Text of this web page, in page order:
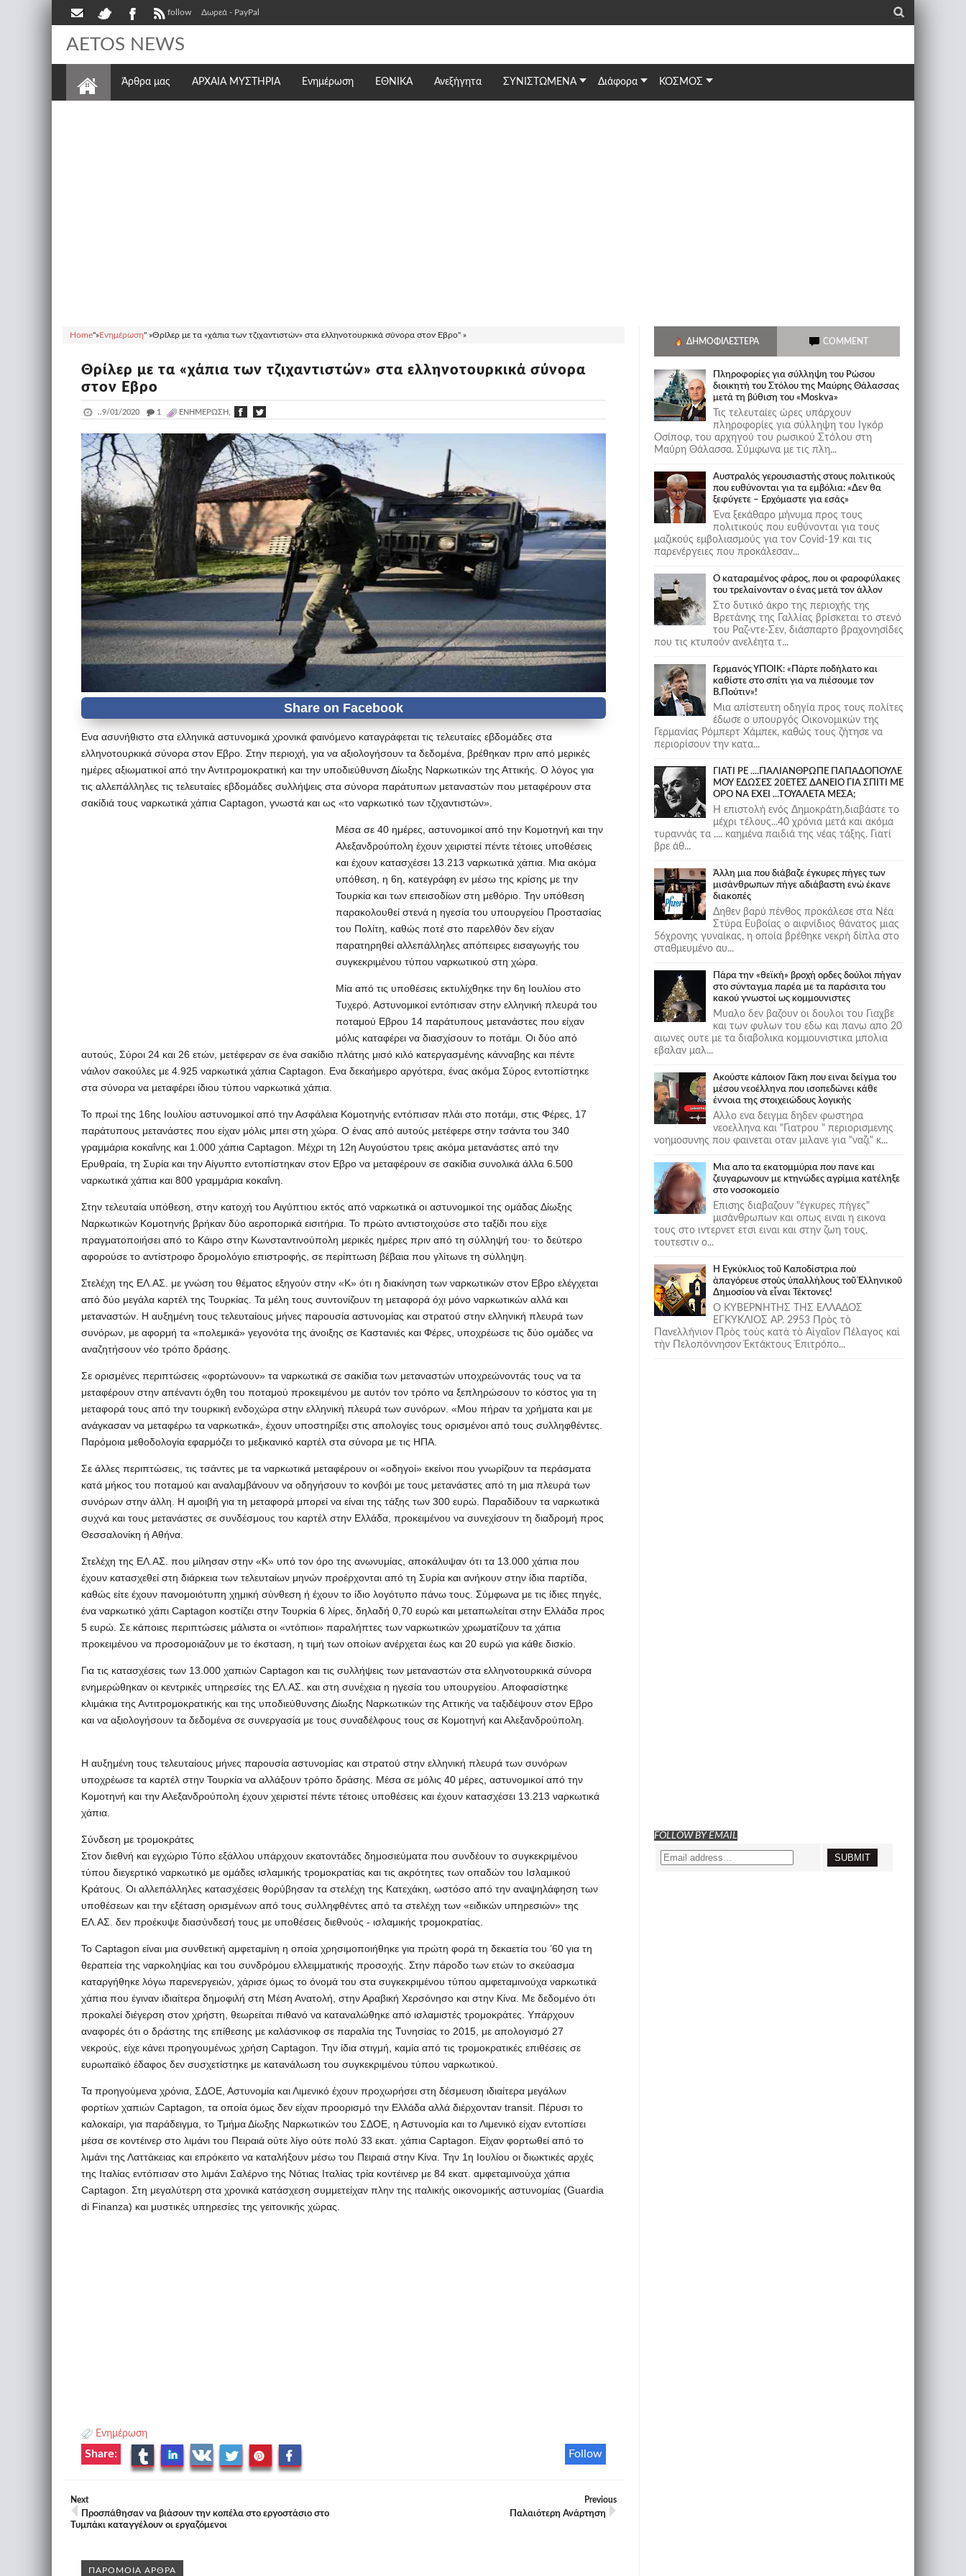
follow Δωρεά - PayPal _
AETOS NEWS
Άρθρα μας ΑΡΧΑΙΑ ΜΥΣΤΗΡΙΑ Ενημέρωση ΕΘΝΙΚΆ Ανεξήγητα ΣΥΝΙΣΤΩΜΕΝΑ Διάφορα ΚΟΣΜΟΣ
Home"»Ενημέρωση" »Θρίλερ με τα «χάπια των τζιχαντιστών» στα ελληνοτουρκικά σύνορα στον Εβρο" »
Θρίλερ με τα «χάπια των τζιχαντιστών» στα ελληνοτουρκικά σύνορα
στον Εβρο
..9/01/2020 _ 1 ΕΝΗΜΈΡΩΣΗ,
Ενα ασυνήθιστο στα ελληνικά αστυνομικά χρονικά φαινόμενο καταγράφεται τις τελευταίες εβδομάδες στα
ελληνοτουρκικά σύνορα στον Εβρο. Στην περιοχή, για να αξιολογήσουν τα δεδομένα, βρέθηκαν πριν από μερικές
ημέρες αξιωματικοί από την Αντιτρομοκρατική και την υποδιεύθυνση Δίωξης Ναρκωτικών της Αττικής. Ο λόγος για
τις αλλεπάλληλες τις τελευταίες εβδομάδες συλλήψεις στα σύνορα παράτυπων μεταναστών που μεταφέρουν στα
σακίδιά τους ναρκωτικά χάπια Captagon, γνωστά και ως «το ναρκωτικό των τζιχαντιστών».
Μέσα σε 40 ημέρες, αστυνομικοί από την Κομοτηνή και την
Αλεξανδρούπολη έχουν χειριστεί πέντε τέτοιες υποθέσεις
και έχουν κατασχέσει 13.213 ναρκωτικά χάπια. Μια ακόμα
υπόθεση, η 6η, κατεγράφη εν μέσω της κρίσης με την
Τουρκία και των επεισοδίων στη μεθόριο. Την υπόθεση
παρακολουθεί στενά η ηγεσία του υπουργείου Προστασίας
του Πολίτη, καθώς ποτέ στο παρελθόν δεν είχαν
παρατηρηθεί αλλεπάλληλες απόπειρες εισαγωγής του
συγκεκριμένου τύπου ναρκωτικού στη χώρα.
Μία από τις υποθέσεις εκτυλίχθηκε την 6η Ιουλίου στο
Τυχερό. Αστυνομικοί εντόπισαν στην ελληνική πλευρά του
ποταμού Εβρου 14 παράτυπους μετανάστες που είχαν
μόλις καταφέρει να διασχίσουν το ποτάμι. Οι δύο από
αυτούς, Σύροι 24 και 26 ετών, μετέφεραν σε ένα σακίδιο πλάτης μισό κιλό κατεργασμένης κάνναβης και πέντε
νάιλον σακούλες με 4.925 ναρκωτικά χάπια Captagon. Ενα δεκαήμερο αργότερα, ένας ακόμα Σύρος εντοπίστηκε
στα σύνορα να μεταφέρει ίδιου τύπου ναρκωτικά χάπια.
Το πρωί της 16ης Ιουλίου αστυνομικοί από την Ασφάλεια Κομοτηνής εντόπισαν πλάι στο ποτάμι, στις Φέρες, 17
παράτυπους μετανάστες που είχαν μόλις μπει στη χώρα. Ο ένας από αυτούς μετέφερε στην τσάντα του 340
γραμμάρια κοκαΐνης και 1.000 χάπια Captagon. Mέχρι τη 12η Αυγούστου τρεις ακόμα μετανάστες από την
Ερυθραία, τη Συρία και την Αίγυπτο εντοπίστηκαν στον Εβρο να μεταφέρουν σε σακίδια συνολικά άλλα 6.500
ναρκωτικά χάπια και 800 γραμμάρια κοκαΐνη.
Στην τελευταία υπόθεση, στην κατοχή του Αιγύπτιου εκτός από ναρκωτικά οι αστυνομικοί της ομάδας Δίωξης
Ναρκωτικών Κομοτηνής βρήκαν δύο αεροπορικά εισιτήρια. Το πρώτο αντιστοιχούσε στο ταξίδι που είχε
πραγματοποιήσει από το Κάιρο στην Κωνσταντινούπολη μερικές ημέρες πριν από τη σύλληψή του· το δεύτερο
αφορούσε το αντίστροφο δρομολόγιο επιστροφής, σε περίπτωση βέβαια που γλίτωνε τη σύλληψη.
Στελέχη της ΕΛ.ΑΣ. με γνώση του θέματος εξηγούν στην «Κ» ότι η διακίνηση των ναρκωτικών στον Εβρο ελέγχεται
από δύο μεγάλα καρτέλ της Τουρκίας. Τα μέλη τους συντονίζουν τη μεταφορά όχι μόνο ναρκωτικών αλλά και
μεταναστών. Η αυξημένη τους τελευταίους μήνες παρουσία αστυνομίας και στρατού στην ελληνική πλευρά των
συνόρων, με αφορμή τα «πολεμικά» γεγονότα της άνοιξης σε Καστανιές και Φέρες, υποχρέωσε τις δύο ομάδες να
αναζητήσουν νέο τρόπο δράσης.
Σε ορισμένες περιπτώσεις «φορτώνουν» τα ναρκωτικά σε σακίδια των μεταναστών υποχρεώνοντάς τους να τα
μεταφέρουν στην απέναντι όχθη του ποταμού προκειμένου με αυτόν τον τρόπο να ξεπληρώσουν το κόστος για τη
μεταφορά τους από την τουρκική ενδοχώρα στην ελληνική πλευρά των συνόρων. «Μου πήραν τα χρήματα και με
ανάγκασαν να μεταφέρω τα ναρκωτικά», έχουν υποστηρίξει στις απολογίες τους ορισμένοι από τους συλληφθέντες.
Παρόμοια μεθοδολογία εφαρμόζει το μεξικανικό καρτέλ στα σύνορα με τις ΗΠΑ.
Σε άλλες περιπτώσεις, τις τσάντες με τα ναρκωτικά μεταφέρουν οι «οδηγοί» εκείνοι που γνωρίζουν τα περάσματα
κατά μήκος του ποταμού και αναλαμβάνουν να οδηγήσουν το κονβόι με τους μετανάστες από τη μια πλευρά των
συνόρων στην άλλη. Η αμοιβή για τη μεταφορά μπορεί να είναι της τάξης των 300 ευρώ. Παραδίδουν τα ναρκωτικά
συχνά και τους μετανάστες σε συνδέσμους του καρτέλ στην Ελλάδα, προκειμένου να συνεχίσουν τη διαδρομή προς
Θεσσαλονίκη ή Αθήνα.
Στελέχη της ΕΛ.ΑΣ. που μίλησαν στην «Κ» υπό τον όρο της ανωνυμίας, αποκάλυψαν ότι τα 13.000 χάπια που
έχουν κατασχεθεί στη διάρκεια των τελευταίων μηνών προέρχονται από τη Συρία και ανήκουν στην ίδια παρτίδα,
καθώς είτε έχουν πανομοιότυπη χημική σύνθεση ή έχουν το ίδιο λογότυπο πάνω τους. Σύμφωνα με τις ίδιες πηγές,
ένα ναρκωτικό χάπι Captagon κοστίζει στην Τουρκία 6 λίρες, δηλαδή 0,70 ευρώ και μεταπωλείται στην Ελλάδα προς
5 ευρώ. Σε κάποιες περιπτώσεις μάλιστα οι «ντόπιοι» παραλήπτες των ναρκωτικών χρωματίζουν τα χάπια
προκειμένου να προσομοιάζουν με το έκσταση, η τιμή των οποίων ανέρχεται έως και 20 ευρώ για κάθε δισκίο.
Για τις κατασχέσεις των 13.000 χαπιών Captagon και τις συλλήψεις των μεταναστών στα ελληνοτουρκικά σύνορα
ενημερώθηκαν οι κεντρικές υπηρεσίες της ΕΛ.ΑΣ. και στη συνέχεια η ηγεσία του υπουργείου. Αποφασίστηκε
κλιμάκια της Αντιτρομοκρατικής και της υποδιεύθυνσης Δίωξης Ναρκωτικών της Αττικής να ταξιδέψουν στον Εβρο
και να αξιολογήσουν τα δεδομένα σε συνεργασία με τους συναδέλφους τους σε Κομοτηνή και Αλεξανδρούπολη.
Η αυξημένη τους τελευταίους μήνες παρουσία αστυνομίας και στρατού στην ελληνική πλευρά των συνόρων
υποχρέωσε τα καρτέλ στην Τουρκία να αλλάξουν τρόπο δράσης. Μέσα σε μόλις 40 μέρες, αστυνομικοί από την
Κομοτηνή και την Αλεξανδρούπολη έχουν χειριστεί πέντε τέτοιες υποθέσεις και έχουν κατασχέσει 13.213 ναρκωτικά
χάπια.
Σύνδεση με τρομοκράτες
Στον διεθνή και εγχώριο Τύπο εξάλλου υπάρχουν εκατοντάδες δημοσιεύματα που συνδέουν το συγκεκριμένου
τύπου διεγερτικό ναρκωτικό με ομάδες ισλαμικής τρομοκρατίας και τις ακρότητες των οπαδών του Ισλαμικού
Κράτους. Οι αλλεπάλληλες κατασχέσεις θορύβησαν τα στελέχη της Κατεχάκη, ωστόσο από την αναψηλάφηση των
υποθέσεων και την εξέταση ορισμένων από τους συλληφθέντες από τα στελέχη των «ειδικών υπηρεσιών» της
ΕΛ.ΑΣ. δεν προέκυψε διασύνδεσή τους με υποθέσεις διεθνούς - ισλαμικής τρομοκρατίας.
Το Captagon είναι μια συνθετική αμφεταμίνη η οποία χρησιμοποιήθηκε για πρώτη φορά τη δεκαετία του ’60 για τη
θεραπεία της ναρκοληψίας και του συνδρόμου ελλειμματικής προσοχής. Στην πάροδο των ετών το σκεύασμα
καταργήθηκε λόγω παρενεργειών, χάρισε όμως το όνομά του στα συγκεκριμένου τύπου αμφεταμινούχα ναρκωτικά
χάπια που έγιναν ιδιαίτερα δημοφιλή στη Μέση Ανατολή, στην Αραβική Χερσόνησο και στην Κίνα. Με δεδομένο ότι
προκαλεί διέγερση στον χρήστη, θεωρείται πιθανό να καταναλώθηκε από ισλαμιστές τρομοκράτες. Υπάρχουν
αναφορές ότι ο δράστης της επίθεσης με καλάσνικοφ σε παραλία της Τυνησίας το 2015, με απολογισμό 27
νεκρούς, είχε κάνει προηγουμένως χρήση Captagon. Την ίδια στιγμή, καμία από τις τρομοκρατικές επιθέσεις σε
ευρωπαϊκό έδαφος δεν συσχετίστηκε με κατανάλωση του συγκεκριμένου τύπου ναρκωτικού.
Τα προηγούμενα χρόνια, ΣΔΟΕ, Αστυνομία και Λιμενικό έχουν προχωρήσει στη δέσμευση ιδιαίτερα μεγάλων
φορτίων χαπιών Captagon, τα οποία όμως δεν είχαν προορισμό την Ελλάδα αλλά διέρχονταν transit. Πέρυσι το
καλοκαίρι, για παράδειγμα, το Τμήμα Δίωξης Ναρκωτικών του ΣΔΟΕ, η Αστυνομία και το Λιμενικό είχαν εντοπίσει
μέσα σε κοντέινερ στο λιμάνι του Πειραιά ούτε λίγο ούτε πολύ 33 εκατ. χάπια Captagon. Eίχαν φορτωθεί από το
λιμάνι της Λαττάκειας και επρόκειτο να καταλήξουν μέσω του Πειραιά στην Κίνα. Την 1η Ιουλίου οι διωκτικές αρχές
της Ιταλίας εντόπισαν στο λιμάνι Σαλέρνο της Νότιας Ιταλίας τρία κοντέινερ με 84 εκατ. αμφεταμινούχα χάπια
Captagon. Στη μεγαλύτερη στα χρονικά κατάσχεση συμμετείχαν πλην της ιταλικής οικονομικής αστυνομίας (Guardia
di Finanza) και μυστικές υπηρεσίες της γειτονικής χώρας.
Ενημέρωση
Follow
Share:
Next
Προσπάθησαν να βιάσουν την κοπέλα στο εργοστάσιο στο
Τυμπάκι καταγγέλουν οι εργαζόμενοι
Previous
Παλαιότερη Ανάρτηση
ΠΑΡΟΜΟΙΑ ΑΡΘΡΑ
ΔΗΜΟΦΙΛΈΣΤΕΡΑ COMMENT
Πληροφορίες για σύλληψη του Ρώσου
διοικητή του Στόλου της Mαύρης Θάλασσας
μετά τη βύθιση του «Moskva»
Τις τελευταίες ώρες υπάρχουν
πληροφορίες για σύλληψη του Ιγκόρ
Οσίποφ, του αρχηγού του ρωσικού Στόλου στη
Μαύρη Θάλασσα. Σύμφωνα με τις πλη...
Αυστραλός γερουσιαστής στους πολιτικούς
που ευθύνονται για τα εμβόλια: «Δεν θα
ξεφύγετε – Ερχόμαστε για εσάς»
Ένα ξεκάθαρο μήνυμα προς τους
πολιτικούς που ευθύνονται για τους
μαζικούς εμβολιασμούς για τον Covid-19 και τις
παρενέργειες που προκάλεσαν...
Ο καταραμένος φάρος, που οι φαροφύλακες
του τρελαίνονταν ο ένας μετά τον άλλον
Στο δυτικό άκρο της περιοχής της
Βρετάνης της Γαλλίας βρίσκεται το στενό
του Ραζ-ντε-Σεν, διάσπαρτο βραχονησίδες
που τις κτυπούν ανελέητα τ...
Γερμανός ΥΠΟΙΚ: «Πάρτε ποδήλατο και
καθίστε στο σπίτι για να πιέσουμε τον
Β.Πούτιν»!
Μια απίστευτη οδηγία προς τους πολίτες
έδωσε ο υπουργός Οικονομικών της
Γερμανίας Ρόμπερτ Χάμπεκ, καθώς τους ζήτησε να
περιορίσουν την κατα...
ΓΙΑΤΙ ΡΕ ....ΠΑΛΙΑΝΘΡΩΠΕ ΠΑΠΑΔΟΠΟΥΛΕ
ΜΟΥ ΕΔΩΣΕΣ 20ΕΤΕΣ ΔΑΝΕΙΟ ΓΙΑ ΣΠΙΤΙ ΜΕ
ΟΡΟ ΝΑ ΕΧΕΙ ...ΤΟΥΑΛΕΤΑ ΜΕΣΑ;
Η επιστολή ενός Δημοκράτη,διαβάστε το
μέχρι τέλους...40 χρόνια μετά και ακόμα
τυραννάς τα .... καημένα παιδιά της νέας τάξης. Γιατί
βρε άθ...
Άλλη μια που διάβαζε έγκυρες πήγες των
μισάνθρωπων πήγε αδιάβαστη ενώ έκανε
διακοπές
Δηθεν βαρύ πένθος προκάλεσε στα Νέα
Στύρα Ευβοίας ο αιφνίδιος θάνατος μιας
56χρονης γυναίκας, η οποία βρέθηκε νεκρή δίπλα στο
σταθμευμένο αυ...
Πάρα την «θεϊκή» βροχή ορδες δούλοι πήγαν
στο σύνταγμα παρέα με τα παράσιτα του
κακού γνωστοί ως κομμουνιστες
Μυαλο δεν βαζουν οι δουλοι του Γιαχβε
και των φυλων του εδω και πανω απο 20
αιωνες ουτε με τα διαβολικα κομμουνιστικα μπολια
εβαλαν μαλ...
Ακούστε κάποιον Γάκη που ειναι δείγμα του
μέσου νεοέλληνα που ισοπεδώνει κάθε
έννοια της στοιχειώδους λογικής
Αλλο ενα δειγμα δηδεν φωστηρα
νεοελληνα και "Γιατρου " περιορισμενης
νοημοσυνης που φαινεται οταν μιλανε για "ναζι" κ...
Μια απο τα εκατομμύρια που πανε και
ζευγαρωνουν με κτηνώδες αγρίμια κατέληξε
στο νοσοκομείο
Επισης διαβαζουν "έγκυρες πήγες"
μισάνθρωπων και οπως ειναι η εικονα
τους στο ιντερνετ ετσι ειναι και στην ζωη τους,
τουτεστιν ο...
Ἡ Ἐγκύκλιος τοῦ Καποδίστρια ποὺ
ἀπαγόρευε στοὺς ὑπαλλήλους τοῦ Ἑλληνικοῦ
Δημοσίου νὰ εἶναι Τέκτονες!
Ο ΚΥΒΕΡΝΗΤΗΣ ΤΗΣ ΕΛΛΑΔΟΣ
ΕΓΚΥΚΛΙΟΣ ΑΡ. 2953 Πρὸς τὸ
Πανελλήνιον Πρὸς τοὺς κατὰ τὸ Αἰγαῖον Πέλαγος καὶ
τὴν Πελοπόννησον Ἐκτάκτους Ἐπιτρόπο...
FOLLOW BY EMAIL